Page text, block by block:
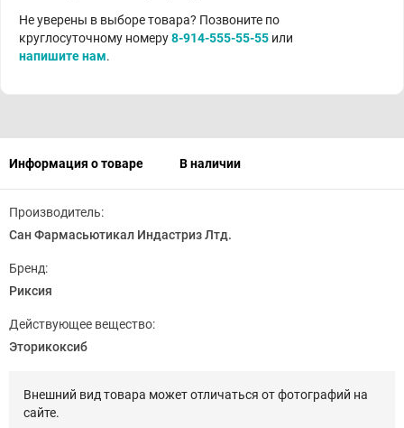
Не уверены в выборе товара? Позвоните по
круглосуточному номеру8-914-555-55-55 или
напишите нам.
Информация о товаре В наличии
Производитель:
Сан Фармасьютикал Индастриз Лтд.
Бренд:
Риксия
Действующее вещество:
Эторикоксиб
Внешний вид товара может отличаться от фотографий на
сайте.